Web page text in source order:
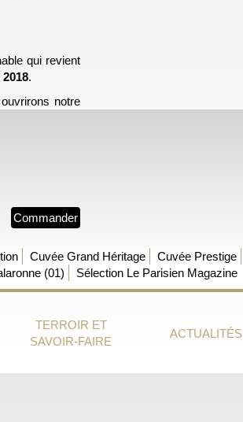
qui revient
.
notre
Commander
Cuvée Grand Héritage Cuvée Prestige
(01) Sélection Le Parisien Magazine
TERROIR ET
SAVOIR-FAIRE
ACTUALITÉS